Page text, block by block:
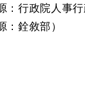
行政院人事行
：銓敘部）